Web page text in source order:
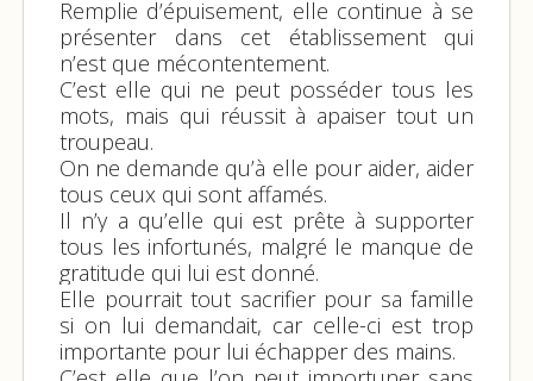
Remplie d’épuisement, elle continue à se
présenter dans cet établissement qui
n’est que mécontentement.
C’est elle qui ne peut posséder tous les
mots, mais qui réussit à apaiser tout un
troupeau.
On ne demande qu’à elle pour aider, aider
tous ceux qui sont affamés.
Il n’y a qu’elle qui est prête à supporter
tous les infortunés, malgré le manque de
gratitude qui lui est donné.
Elle pourrait tout sacrifier pour sa famille
si on lui demandait, car celle-ci est trop
importante pour lui échapper des mains.